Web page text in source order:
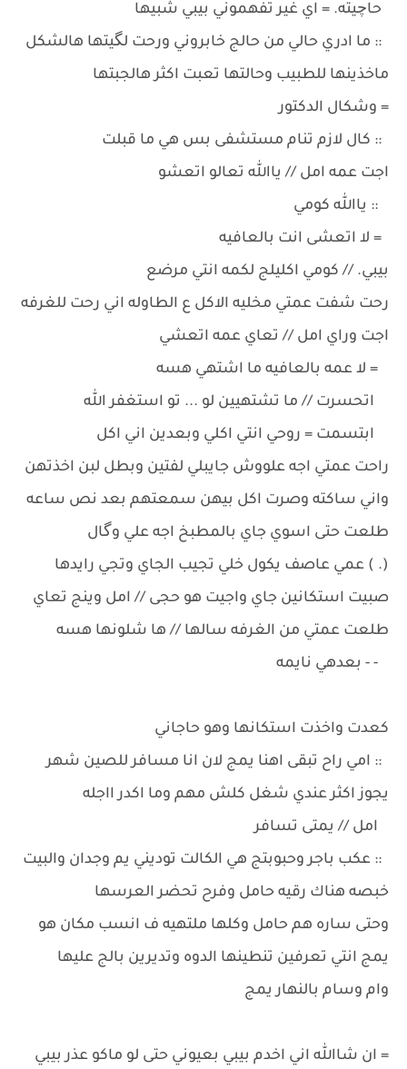
حاچيته. = اي غير تفهموني بيبي شبيها
:: ما ادري حالي من حالج خابروني ورحت لگيتها هالشكل
ماخذينها للطبيب وحالتها تعبت اكثر هالجبتها
= وشكال الدكتور
:: كال لازم تنام مستشفى بس هي ما قبلت
اجت عمه امل // ياالله تعالو اتعشو
:: ياالله كومي
= لا اتعشى انت بالعافيه
بيبي. // كومي اكليلج لكمه انتي مرضع
رحت شفت عمتي مخليه الاكل ع الطاوله اني رحت للغرفه
اجت وراي امل // تعاي عمه اتعشي
= لا عمه بالعافيه ما اشتهي هسه
اتحسرت // ما تشتهيين لو ... تو استغفر الله
ابتسمت = روحي انتي اكلي وبعدين اني اكل
راحت عمتي اجه علووش جايبلي لفتين وبطل لبن اخذتهن
واني ساكته وصرت اكل بيهن سمعتهم بعد نص ساعه
طلعت حتى اسوي جاي بالمطبخ اجه علي وگال
(. ) عمي عاصف يكول خلي تجيب الجاي وتجي رايدها
صبيت استكانين جاي واجيت هو حجى // امل وينج تعاي
طلعت عمتي من الغرفه سالها // ها شلونها هسه
- - بعدهي نايمه
كعدت واخذت استكانها وهو حاجاني
:: امي راح تبقى اهنا يمج لان انا مسافر للصين شهر
يجوز اكثر عندي شغل كلش مهم وما اكدر ااجله
امل // يمتى تسافر
:: عكب باجر وحبوبتج هي الكالت توديني يم وجدان والبيت
خبصه هناك رقيه حامل وفرح تحضر العرسها
وحتى ساره هم حامل وكلها ملتهيه ف انسب مكان هو
يمج انتي تعرفين تنطينها الدوه وتديرين بالج عليها
وام وسام بالنهار يمج
= ان شاالله اني اخدم بيبي بعيوني حتى لو ماكو عذر بيبي